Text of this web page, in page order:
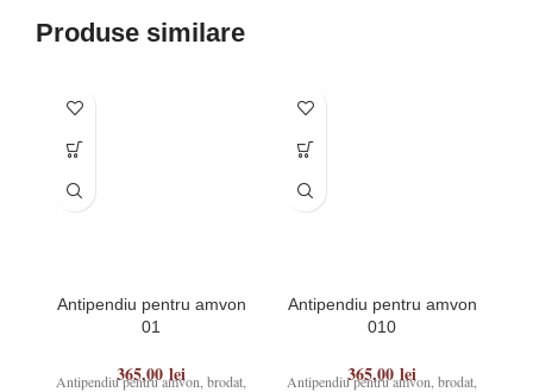
Produse similare
Antipendiu pentru amvon
01
365,00 lei
Antipendiu pentru amvon, brodat,
Antipendiu pentru amvon
010
365,00 lei
Antipendiu pentru amvon, brodat,